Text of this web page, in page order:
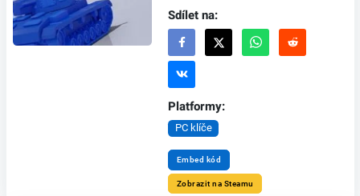
světové války zaměřených na
fyziku až po p...
Sdílet na:
Platformy:
PC klíče
Embed kód
Zobrazit na Steamu